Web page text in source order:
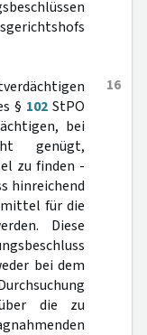
16
§ 102 StPO
bei
genügt,
zu finden -
hinreichend
für die
Diese
bei dem
die zu